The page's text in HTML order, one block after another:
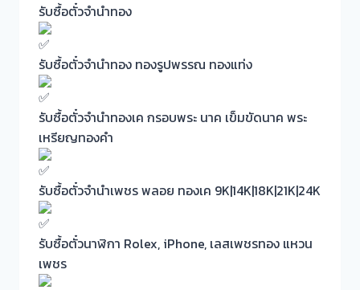
รับซื้อตั๋วจำนำทอง
รับซื้อตั๋วจำนำทอง ทองรูปพรรณ ทองแท่ง
รับซื้อตั๋วจำนำทองเค กรอบพระ นาค เข็มขัดนาค พระ
เหรียญทองคำ
รับซื้อตั๋วจำนำเพชร พลอย ทองเค 9K|14K|18K|21K|24K
รับซื้อตั๋วนาฬิกา Rolex, iPhone, เลสเพชรทอง แหวน
เพชร